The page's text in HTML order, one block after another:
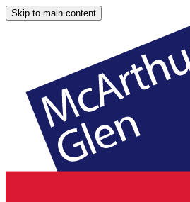
Skip to main content